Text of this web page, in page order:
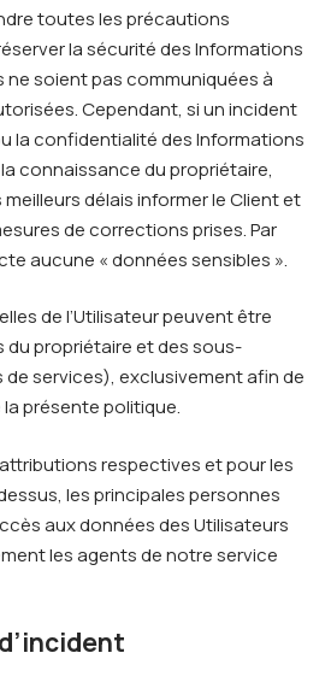
toutes les précautions
la sécurité des Informations
ne soient pas communiquées à
Cependant, si un incident
la confidentialité des Informations
connaissance du propriétaire,
délais informer le Client et
de corrections prises. Par
aucune « données sensibles ».
de l’Utilisateur peuvent être
du propriétaire et des sous-
services), exclusivement afin de
présente politique.
respectives et pour les
les principales personnes
aux données des Utilisateurs
les agents de notre service